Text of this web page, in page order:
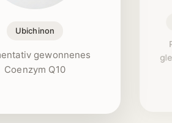
Ubichinon
gewonnenes
Coenzym Q10